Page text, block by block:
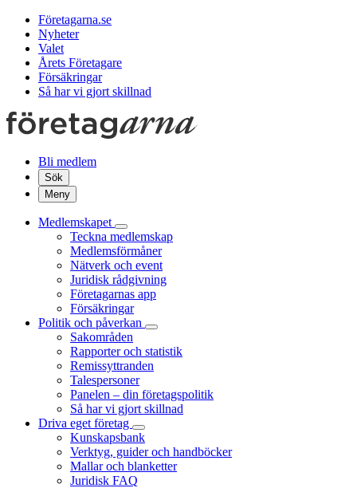
Företagarna.se
Nyheter
Valet
Årets Företagare
Försäkringar
Så har vi gjort skillnad
Bli medlem
Sök
Meny
Medlemskapet
Teckna medlemskap
Medlemsförmåner
Nätverk och event
Juridisk rådgivning
Företagarnas app
Försäkringar
Politik och påverkan
Sakområden
Rapporter och statistik
Remissyttranden
Talespersoner
Panelen – din företagspolitik
Så har vi gjort skillnad
Driva eget företag
Kunskapsbank
Verktyg, guider och handböcker
Mallar och blanketter
Juridisk FAQ